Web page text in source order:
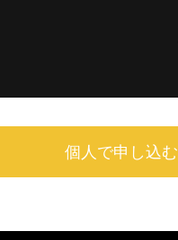
個人で申し込む